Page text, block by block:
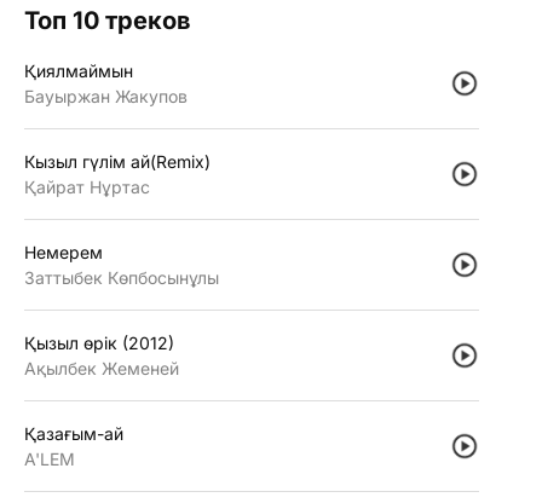
Топ 10 треков
Қиялмаймын
Бауыржан Жакупов
Кызыл гүлiм ай(Remix)
Қайрат Нұртас
Немерем
Заттыбек Көпбосынұлы
Қызыл өрiк (2012)
Ақылбек Жеменей
Қазағым-ай
A'LEM